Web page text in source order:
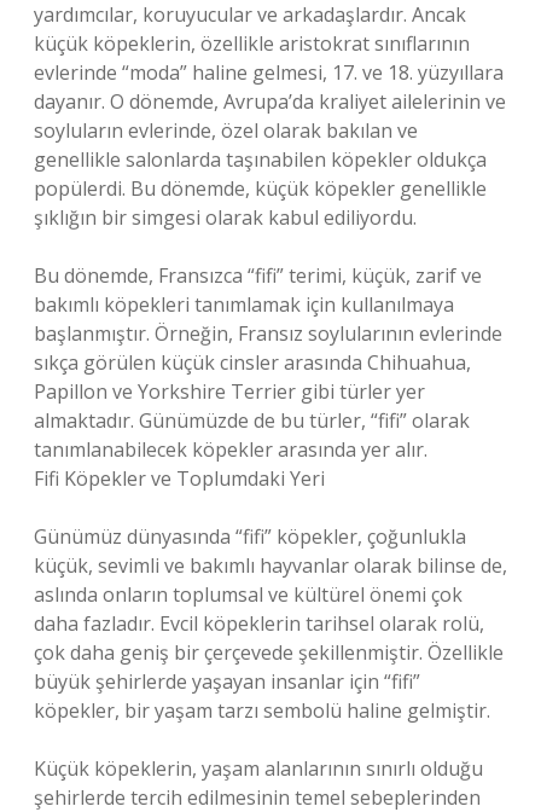
yardımcılar, koruyucular ve arkadaşlardır. Ancak
küçük köpeklerin, özellikle aristokrat sınıflarının
evlerinde “moda” haline gelmesi, 17. ve 18. yüzyıllara
dayanır. O dönemde, Avrupa’da kraliyet ailelerinin ve
soyluların evlerinde, özel olarak bakılan ve
genellikle salonlarda taşınabilen köpekler oldukça
popülerdi. Bu dönemde, küçük köpekler genellikle
şıklığın bir simgesi olarak kabul ediliyordu.
Bu dönemde, Fransızca “fifi” terimi, küçük, zarif ve
bakımlı köpekleri tanımlamak için kullanılmaya
başlanmıştır. Örneğin, Fransız soylularının evlerinde
sıkça görülen küçük cinsler arasında Chihuahua,
Papillon ve Yorkshire Terrier gibi türler yer
almaktadır. Günümüzde de bu türler, “fifi” olarak
tanımlanabilecek köpekler arasında yer alır.
Fifi Köpekler ve Toplumdaki Yeri
Günümüz dünyasında “fifi” köpekler, çoğunlukla
küçük, sevimli ve bakımlı hayvanlar olarak bilinse de,
aslında onların toplumsal ve kültürel önemi çok
daha fazladır. Evcil köpeklerin tarihsel olarak rolü,
çok daha geniş bir çerçevede şekillenmiştir. Özellikle
büyük şehirlerde yaşayan insanlar için “fifi”
köpekler, bir yaşam tarzı sembolü haline gelmiştir.
Küçük köpeklerin, yaşam alanlarının sınırlı olduğu
şehirlerde tercih edilmesinin temel sebeplerinden